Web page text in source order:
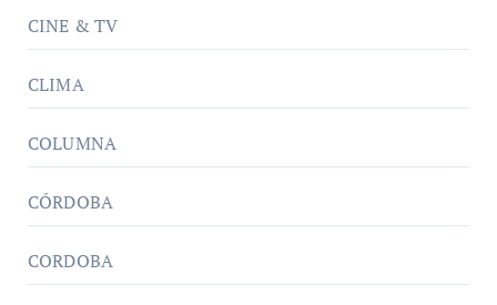
CINE & TV
CLIMA
COLUMNA
CÓRDOBA
CORDOBA